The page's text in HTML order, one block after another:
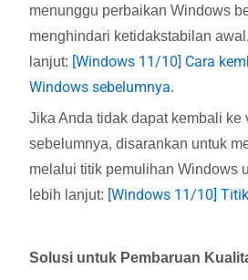
menunggu perbaikan Windows
menghindari ketidakstabilan
lanjut: [Windows 11/10] Cara
Windows sebelumnya.
Jika Anda tidak dapat kembali ke
sebelumnya, disarankan untuk
melalui titik pemulihan Windows
lebih lanjut: [Windows 11/10]
Solusi untuk Pembaruan